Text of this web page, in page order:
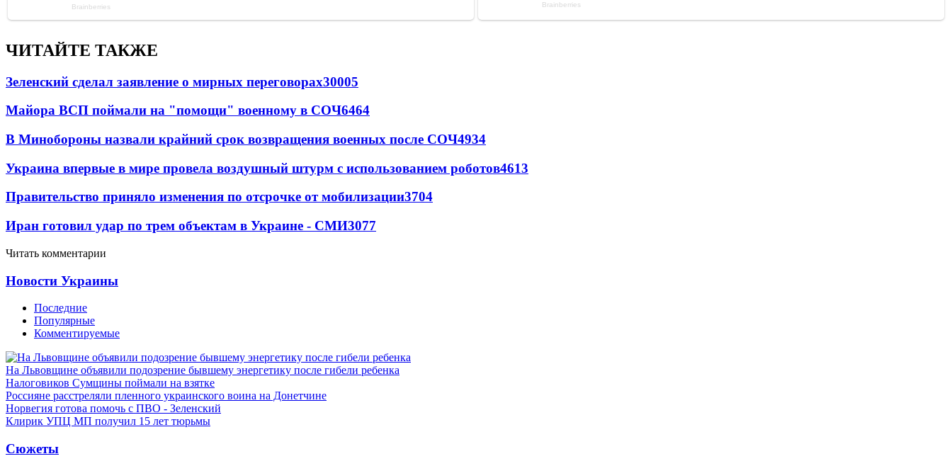
ЧИТАЙТЕ ТАКЖЕ
Зеленский сделал заявление о мирных переговорах30005
Майора ВСП поймали на "помощи" военному в СОЧ6464
В Минобороны назвали крайний срок возвращения военных после СОЧ4934
Украина впервые в мире провела воздушный штурм с использованием роботов4613
Правительство приняло изменения по отсрочке от мобилизации3704
Иран готовил удар по трем объектам в Украине - СМИ3077
Читать комментарии
Новости Украины
Последние
Популярные
Комментируемые
На Львовщине объявили подозрение бывшему энергетику после гибели ребенка
Налоговиков Сумщины поймали на взятке
Россияне расстреляли пленного украинского воина на Донетчине
Норвегия готова помочь с ПВО - Зеленский
Клирик УПЦ МП получил 15 лет тюрьмы
Сюжеты